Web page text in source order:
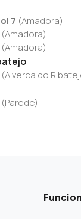
7 (Amadora)
(Amadora)
(Amadora)
(Alverca do
(Parede)